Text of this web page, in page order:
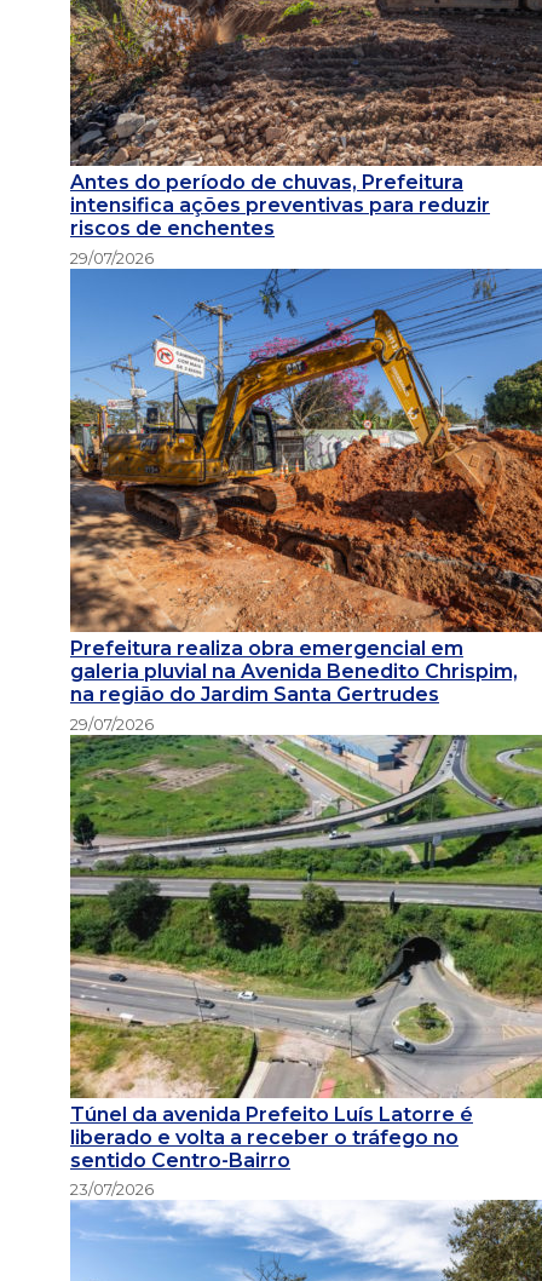
Antes do período de chuvas, Prefeitura
intensifica ações preventivas para reduzir
riscos de enchentes
29/07/2026
Prefeitura realiza obra emergencial em
galeria pluvial na Avenida Benedito Chrispim,
na região do Jardim Santa Gertrudes
29/07/2026
Túnel da avenida Prefeito Luís Latorre é
liberado e volta a receber o tráfego no
sentido Centro-Bairro
23/07/2026